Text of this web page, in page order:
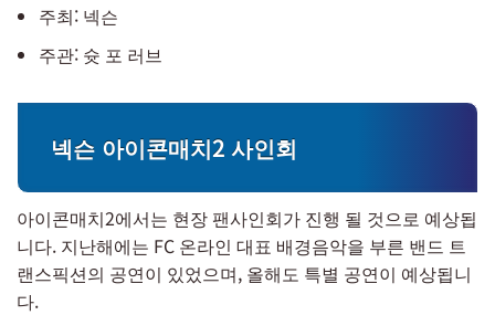
주최: 넥슨
주관: 슛 포 러브
넥슨 아이콘매치2 사인회
아이콘매치2에서는 현장 팬사인회가 진행 될 것으로 예상됩
니다. 지난해에는 FC 온라인 대표 배경음악을 부른 밴드 트
랜스픽션의 공연이 있었으며, 올해도 특별 공연이 예상됩니
다.